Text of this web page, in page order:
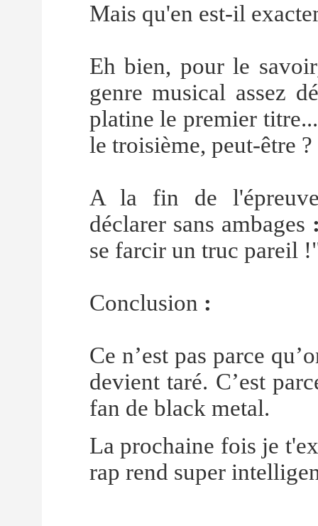
Mais qu'en est-il
Eh bien, pour le
genre musical assez
platine le premier
le troisième, peut-être
A la fin de
déclarer sans ambages
se farcir un truc pareil
Conclusion :
Ce n’est pas parce
devient taré. C’est
fan de black metal.
La prochaine fois je
rap rend super